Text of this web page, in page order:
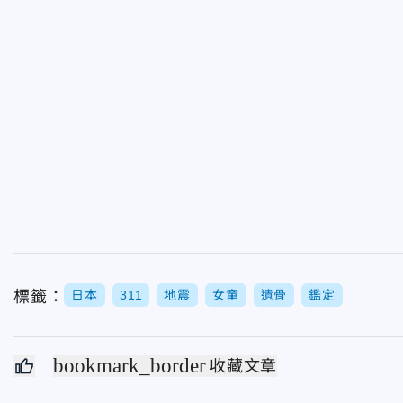
標籤： 日本 311 地震 女童 遺骨 鑑定
bookmark_border 收藏文章